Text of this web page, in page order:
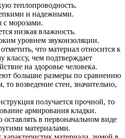
теплопроводность.
и надежными.
с морозами.
низкая влажность.
уровнем звукоизоляции.
что материал относится к
классу, чем подтверждает
на здоровье человека.
большие размеры по сравнению
возведение стен, значительно,
получается прочной, то
армирования кладки.
в первоначальном виде
материалами.